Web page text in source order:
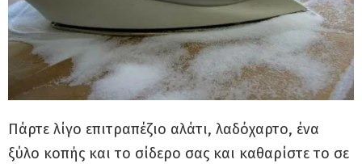
Πάρτε λίγο επιτραπέζιο αλάτι, λαδόχαρτο, ένα
ξύλο κοπής και το σίδερο σας και καθαρίστε το σε